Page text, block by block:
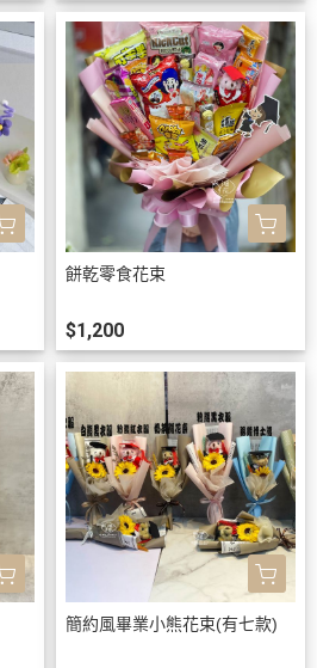
餅乾零食花束
$1,200
簡約風畢業小熊花束(有七款)